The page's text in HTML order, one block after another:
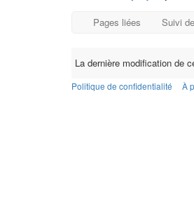
Pages liées Suivi
La dernière modification de
Politique de confidentialité À